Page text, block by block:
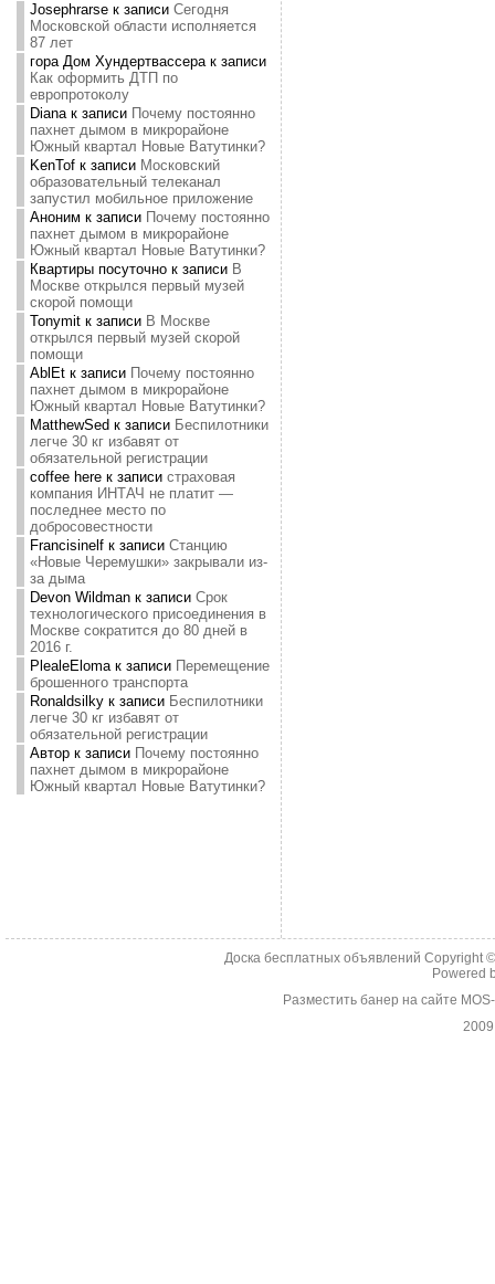
Josephrarseк записи Сегодня
Московской области исполняется
87 лет
гора Дом Хундертвассерак записи
Как оформить ДТП по
европротоколу
Dianaк записи Почему постоянно
пахнет дымом в микрорайоне
Южный квартал Новые Ватутинки?
KenTofк записи Московский
образовательный телеканал
запустил мобильное приложение
Аноним к записи Почему постоянно
пахнет дымом в микрорайоне
Южный квартал Новые Ватутинки?
Квартиры посуточнок записи В
Москве открылся первый музей
скорой помощи
Tonymitк записи В Москве
открылся первый музей скорой
помощи
AblEtк записи Почему постоянно
пахнет дымом в микрорайоне
Южный квартал Новые Ватутинки?
MatthewSed к записи Беспилотники
легче 30 кг избавят от
обязательной регистрации
coffee hereк записи страховая
компания ИНТАЧ не платит —
последнее место по
добросовестности
Francisinelfк записи Станцию
«Новые Черемушки» закрывали из-
за дыма
Devon Wildmanк записи Срок
технологического присоединения в
Москве сократится до 80 дней в
2016 г.
PlealeElomaк записи Перемещение
брошенного транспорта
Ronaldsilkyк записи Беспилотники
легче 30 кг избавят от
обязательной регистрации
Авторк записи Почему постоянно
пахнет дымом в микрорайоне
Южный квартал Новые Ватутинки?
Доска бесплатных объявлений Copyright
Powered
Разместить банер на сайте